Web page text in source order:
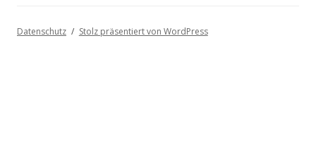
Datenschutz Stolz präsentiert von WordPress